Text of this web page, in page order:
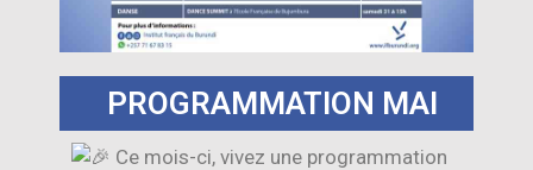
PROGRAMMATION MAI
Ce mois-ci, vivez une programmation